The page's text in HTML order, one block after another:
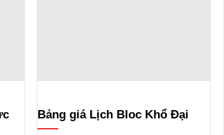
Bảng giá Lịch Bloc Khổ Đại